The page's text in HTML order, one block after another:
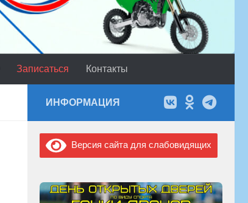
Записаться Контакты
ИНФОРМАЦИЯ
Версия сайта для слабовидящих